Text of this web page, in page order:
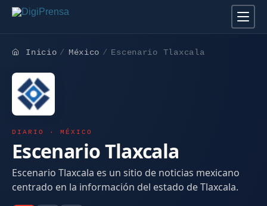
Inicio México Escenario Tlaxcala
DIARIO · MÉXICO
Escenario Tlaxcala
Escenario Tlaxcala es un sitio de noticias mexicano
centrado en la información del estado de Tlaxcala.